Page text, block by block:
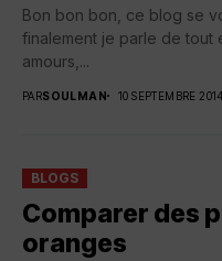
Bon bon bon, ce blog se
finalement je parle de tout
amours,...
PARSOULMAN 10 SEPTEMBRE 2014
BLOGS
Comparer des
oranges